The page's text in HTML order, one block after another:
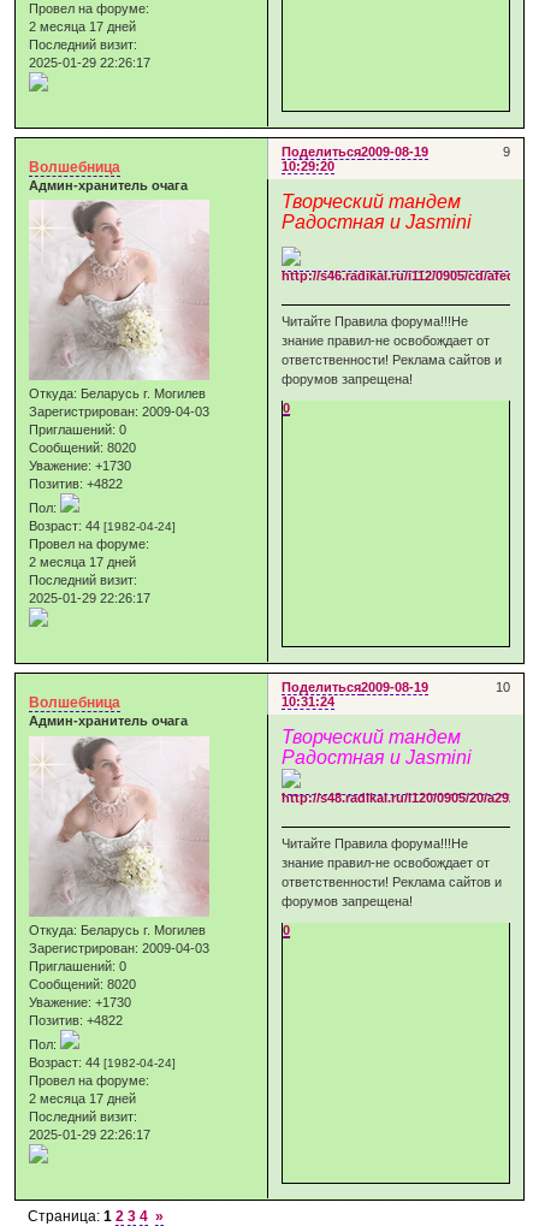
Провел на форуме:
2 месяца 17 дней
Последний визит:
2025-01-29 22:26:17
Поделиться 9
2009-08-19
10:29:20
Волшебница
Админ-хранитель очага
Откуда: Беларусь г. Могилев
Зарегистрирован: 2009-04-03
Приглашений: 0
Сообщений: 8020
Уважение: +1730
Позитив: +4822
Пол:
Возраст: 44[1982-04-24]
Провел на форуме:
2 месяца 17 дней
Последний визит:
2025-01-29 22:26:17
Творческий тандем
Радостная и Jasmini
Читайте Правила форума!!!Не
знание правил-не освобождает от
ответственности! Реклама сайтов и
форумов запрещена!
0
Поделиться 10
2009-08-19
10:31:24
Волшебница
Админ-хранитель очага
Откуда: Беларусь г. Могилев
Зарегистрирован: 2009-04-03
Приглашений: 0
Сообщений: 8020
Уважение: +1730
Позитив: +4822
Пол:
Возраст: 44[1982-04-24]
Провел на форуме:
2 месяца 17 дней
Последний визит:
2025-01-29 22:26:17
Творческий тандем
Радостная и Jasmini
Читайте Правила форума!!!Не
знание правил-не освобождает от
ответственности! Реклама сайтов и
форумов запрещена!
0
Страница:1 2 3 4 »